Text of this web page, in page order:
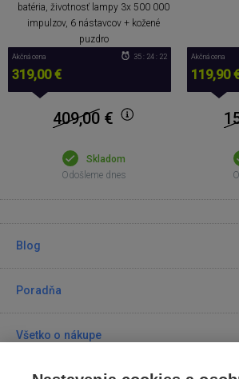
batéria, životnosť lampy 3x 500 000
impulzov, 6 nástavcov + kožené
puzdro
Akčná cena
319,00 €
35 : 24 : 22
409,00 €
Skladom
Odošleme dnes
Akčná cena
119,90
Blog
Poradňa
Všetko o nákupe